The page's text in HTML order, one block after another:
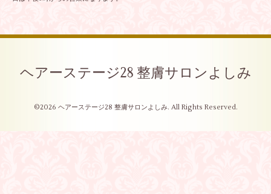
ヘアーステージ28 整膚サロンよしみ
©2026 ヘアーステージ28 整膚サロンよしみ. All Rights Reserved.